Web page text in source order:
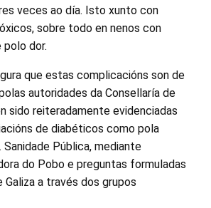
veces ao día. Isto xunto con
sobre todo en nenos con
polo dor.
que estas complicacións son de
autoridades da Consellaría de
sido reiteradamente evidenciadas
de diabéticos como pola
Sanidade Pública, mediante
do Pobo e preguntas formuladas
Galiza a través dos grupos